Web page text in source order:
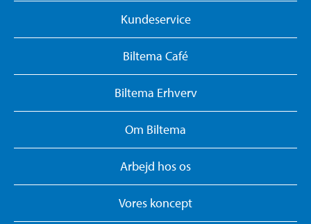
Kundeservice
Biltema Café
Biltema Erhverv
Om Biltema
Arbejd hos os
Vores koncept